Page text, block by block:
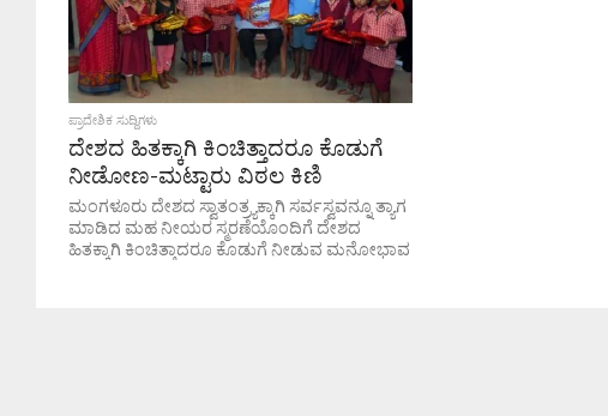
ಪ್ರಾದೇಶಿಕ ಸುದ್ದಿಗಳು
ದೇಶದ ಹಿತಕ್ಕಾಗಿ ಕಿಂಚಿತ್ತಾದರೂ ಕೊಡುಗೆ
ನೀಡೋಣ-ಮಟ್ಟಾರು ವಿಠಲ ಕಿಣಿ
ಮಂಗಳೂರು ದೇಶದ ಸ್ವಾತಂತ್ರ್ಯಕ್ಕಾಗಿ ಸರ್ವಸ್ವವನ್ನೂ ತ್ಯಾಗ
ಮಾಡಿದ ಮಹ ನೀಯರ ಸ್ಮರಣೆಯೊಂದಿಗೆ ದೇಶದ
ಹಿತಕ್ಕಾಗಿ ಕಿಂಚಿತ್ತಾದರೂ ಕೊಡುಗೆ ನೀಡುವ ಮನೋಭಾವ